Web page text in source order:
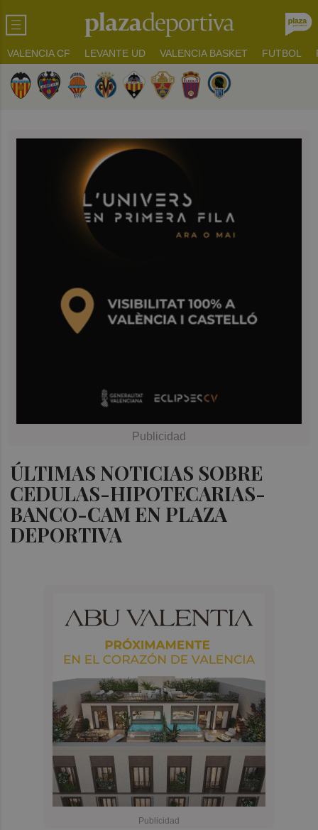
VALENCIA CF LEVANTE UD VALENCIA BASKET FUTBOL
ÚLTIMAS NOTICIAS SOBRE
CEDULAS-HIPOTECARIAS-
BANCO-CAM EN PLAZA
DEPORTIVA